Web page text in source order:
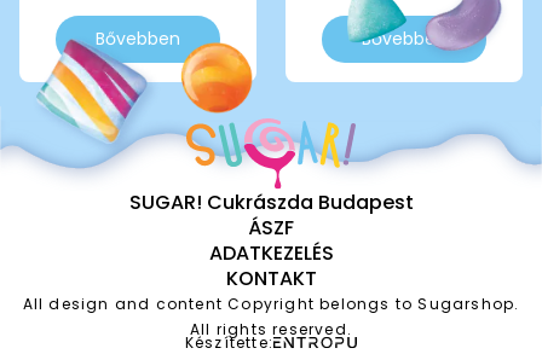
Bővebben Bővebben
SUGAR! Cukrászda Budapest
ÁSZF
ADATKEZELÉS
KONTAKT
All design and content Copyright belongs to Sugarshop.
All rights reserved.
Készítette: